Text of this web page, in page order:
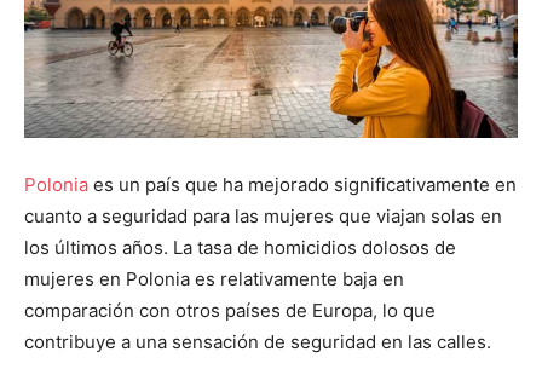
Polonia es un país que ha mejorado significativamente en
cuanto a seguridad para las mujeres que viajan solas en
los últimos años. La tasa de homicidios dolosos de
mujeres en Polonia es relativamente baja en
comparación con otros países de Europa, lo que
contribuye a una sensación de seguridad en las calles.